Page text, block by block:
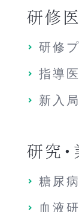
研修
研修
指導
新入
研究
糖尿
血液